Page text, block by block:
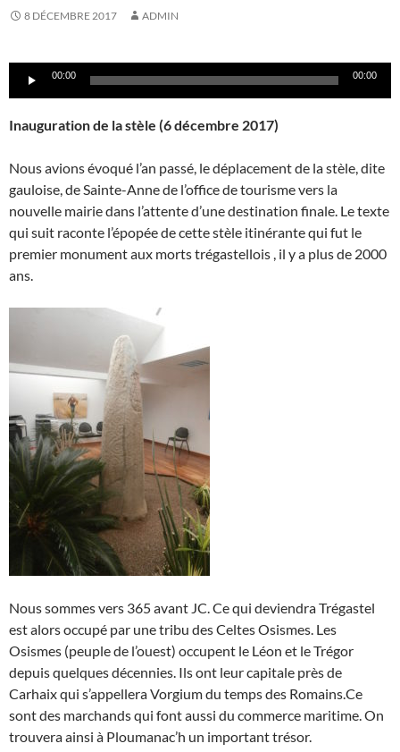
8 DÉCEMBRE 2017 ADMIN
Lecteur
audio
00:00 00:00
Inauguration de la stèle (6 décembre 2017)
Nous avions évoqué l’an passé, le déplacement de la stèle, dite
gauloise, de Sainte-Anne de l’office de tourisme vers la
nouvelle mairie dans l’attente d’une destination finale. Le texte
qui suit raconte l’épopée de cette stèle itinérante qui fut le
premier monument aux morts trégastellois , il y a plus de 2000
ans.
Nous sommes vers 365 avant JC. Ce qui deviendra Trégastel
est alors occupé par une tribu des Celtes Osismes. Les
Osismes (peuple de l’ouest) occupent le Léon et le Trégor
depuis quelques décennies. Ils ont leur capitale près de
Carhaix qui s’appellera Vorgium du temps des Romains.Ce
sont des marchands qui font aussi du commerce maritime. On
trouvera ainsi à Ploumanac’h un important trésor.